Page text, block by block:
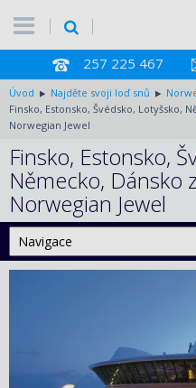
257 225 467
Úvod Najděte svoji loď snů
Finsko, Estonsko, Švédsko, Lotyšsko,
Norwegian Jewel
Finsko, Estonsko,
Německo, Dánsko
Norwegian Jewel